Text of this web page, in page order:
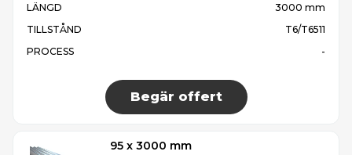
LÄNGD
3000 mm
TILLSTÅND
T6/T6511
PROCESS
-
Begär offert
95 x 3000 mm